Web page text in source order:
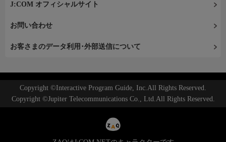
J:COM オフィシャルサイト
お問い合わせ
お客さまのデータ利用･外部送信について
Copyright ©Interactive Program Guide, Inc.All Rights Reserved.
Copyright ©Jupiter Telecommunications Co., Ltd.All Rights Reserved.